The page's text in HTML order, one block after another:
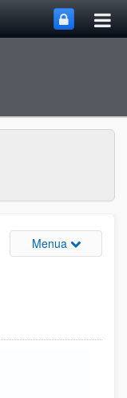
Menua